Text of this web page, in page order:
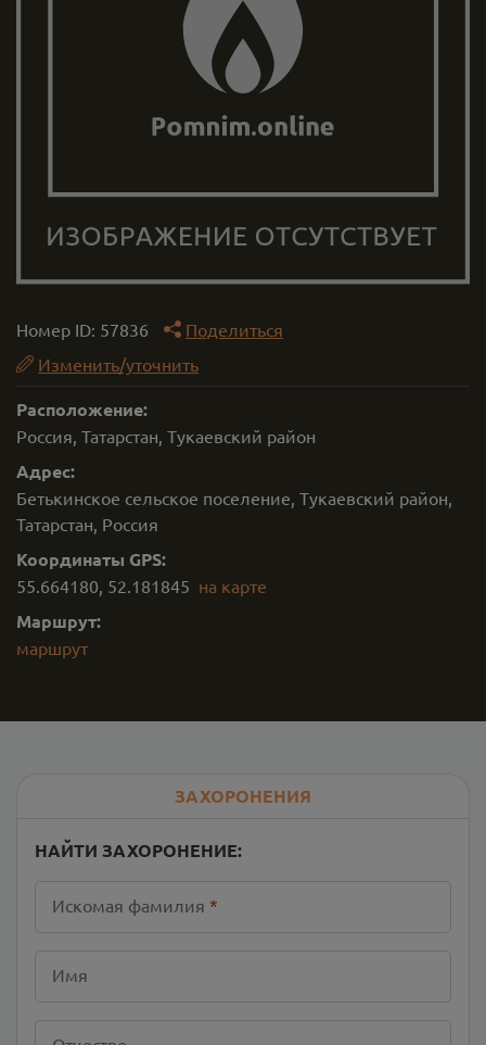
Номер ID: 57836
Поделиться
Изменить/уточнить
Расположение:
Россия, Татарстан, Тукаевский район
Адрес:
Бетькинское сельское поселение, Тукаевский район,
Татарстан, Россия
Координаты GPS:
55.664180, 52.181845 на карте
Маршрут:
маршрут
ЗАХОРОНЕНИЯ
НАЙТИ ЗАХОРОНЕНИЕ:
Искомая фамилия *
Имя